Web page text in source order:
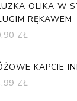
OLIKA W
RĘKAWEM
ZŁ
KAPCIE
ZŁ